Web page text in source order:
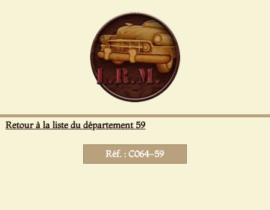
Retour à la liste du département 59
Réf. : C064-59